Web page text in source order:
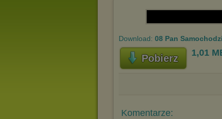
Download: 08 Pan
Pobierz 1,01
Komentarze: